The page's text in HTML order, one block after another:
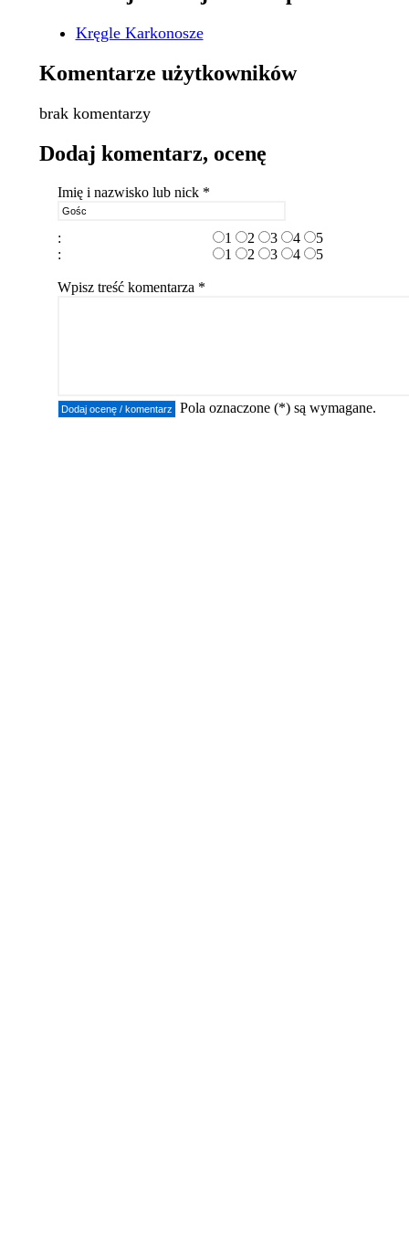
Kręgle Karkonosze
Komentarze użytkowników
brak komentarzy
Dodaj komentarz, ocenę
Imię i nazwisko lub nick *
: 1 2 3 4
5
:
1 2 3 4 5
Wpisz treść komentarza *
Pola oznaczone (*) są wymagane.